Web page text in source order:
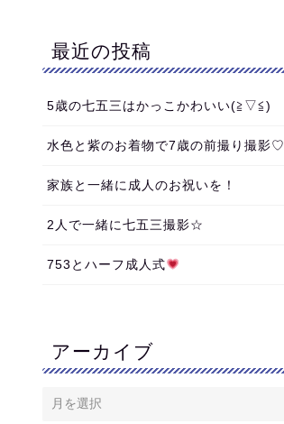
最近の投稿
5歳の七五三はかっこかわいい(≧▽≦)
水色と紫のお着物で7歳の前撮り撮影♡
家族と一緒に成人のお祝いを！
2人で一緒に七五三撮影☆
753とハーフ成人式
アーカイブ